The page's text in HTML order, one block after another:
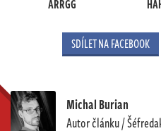
ARRGG
SDÍLET NA FACEBOOK
Michal Burian
Autor článku /